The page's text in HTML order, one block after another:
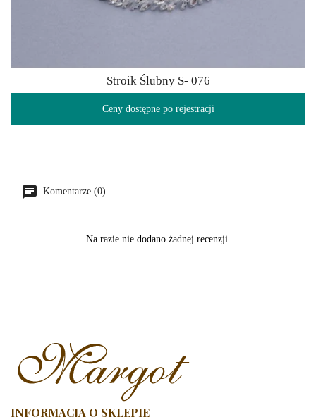
Stroik Ślubny S- 076
Ceny dostępne po rejestracji
Komentarze (0)
Na razie nie dodano żadnej recenzji.
INFORMACJA O SKLEPIE